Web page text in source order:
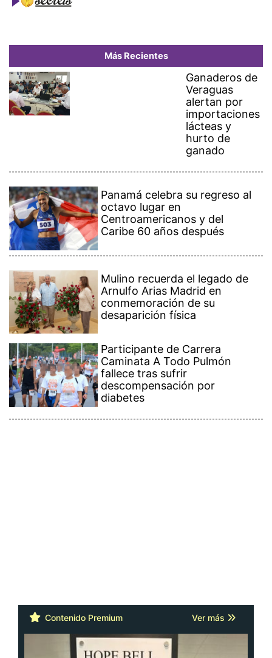
Más Recientes
Ganaderos de
Veraguas
alertan por
importaciones
lácteas y
hurto de
ganado
Panamá celebra su regreso al
octavo lugar en
Centroamericanos y del
Caribe 60 años después
Mulino recuerda el legado de
Arnulfo Arias Madrid en
conmemoración de su
desaparición física
Participante de Carrera
Caminata A Todo Pulmón
fallece tras sufrir
descompensación por
diabetes
Contenido Premium Ver más